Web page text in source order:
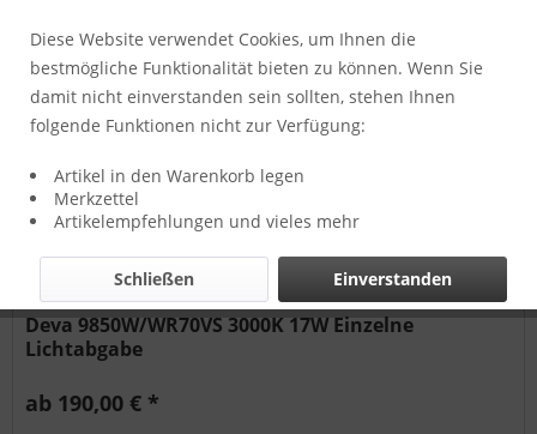
Deva 9850W/WR70VS 3000K 17W Einzelne
Lichtabgabe
ab 190,00 € *
Diese Website verwendet Cookies, um Ihnen die
bestmögliche Funktionalität bieten zu können. Wenn Sie
damit nicht einverstanden sein sollten, stehen Ihnen
folgende Funktionen nicht zur Verfügung:
Artikel in den Warenkorb legen
Merkzettel
Artikelempfehlungen und vieles mehr
Einverstanden
Schließen